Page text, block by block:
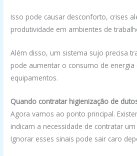
Isso pode causar desconforto, crises
produtividade em ambientes de
Além disso, um sistema sujo precisa
pode aumentar o consumo de energia
equipamentos.
Quando contratar higienização de
Agora vamos ao ponto principal.
indicam a necessidade de contratar
Ignorar esses sinais pode sair caro